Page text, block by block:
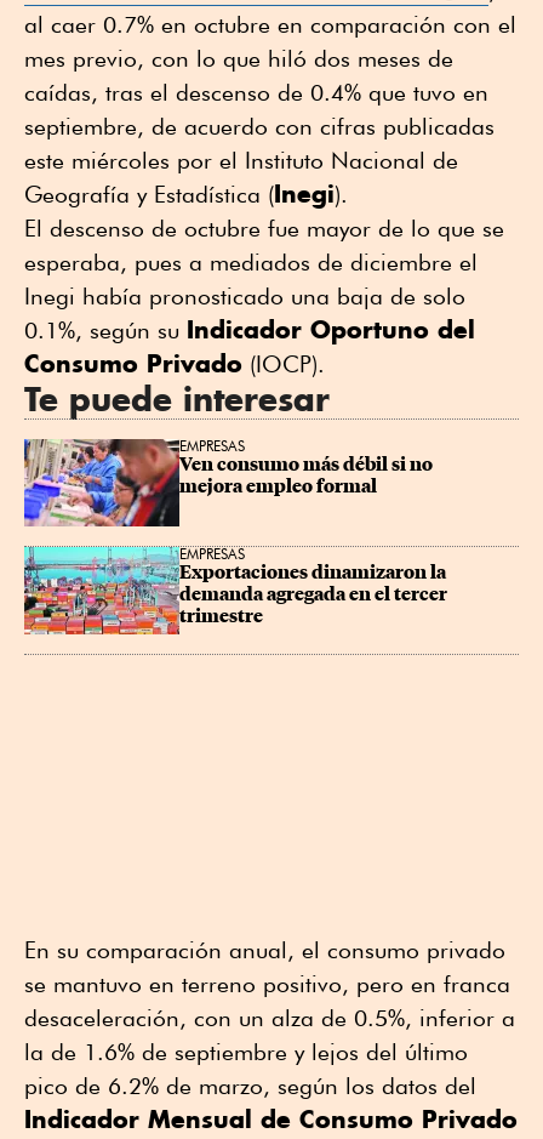
al caer 0.7% en octubre en comparación con el
mes previo, con lo que hiló dos meses de
caídas, tras el descenso de 0.4% que tuvo en
septiembre, de acuerdo con cifras publicadas
este miércoles por el Instituto Nacional de
Geografía y Estadística (Inegi).
El descenso de octubre fue mayor de lo que se
esperaba, pues a mediados de diciembre el
Inegi había pronosticado una baja de solo
0.1%, según su Indicador Oportuno del
Consumo Privado (IOCP).
Te puede interesar
EMPRESAS
Ven consumo más débil si no
mejora empleo formal
EMPRESAS
Exportaciones dinamizaron la
demanda agregada en el tercer
trimestre
En su comparación anual, el consumo privado
se mantuvo en terreno positivo, pero en franca
desaceleración, con un alza de 0.5%, inferior a
la de 1.6% de septiembre y lejos del último
pico de 6.2% de marzo, según los datos del
Indicador Mensual de Consumo Privado